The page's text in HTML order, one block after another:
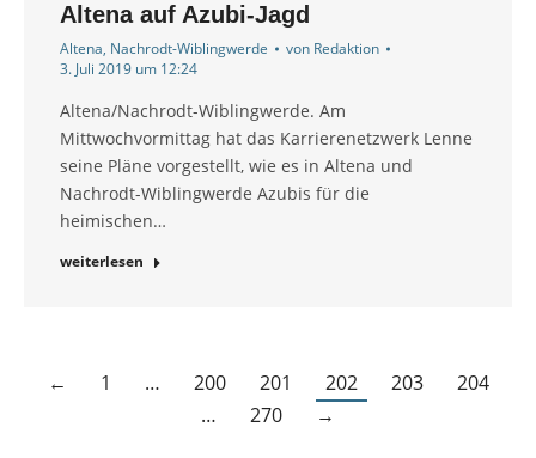
Altena auf Azubi-Jagd
Altena, Nachrodt-Wiblingwerde von Redaktion
3. Juli 2019 um 12:24
Altena/Nachrodt-Wiblingwerde. Am
Mittwochvormittag hat das Karrierenetzwerk Lenne
seine Pläne vorgestellt, wie es in Altena und
Nachrodt-Wiblingwerde Azubis für die
heimischen…
weiterlesen
← 1 … 200 201 202 203
204
…
270 →